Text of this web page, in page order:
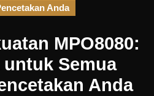
Anda
MPO8080:
Semua
Anda